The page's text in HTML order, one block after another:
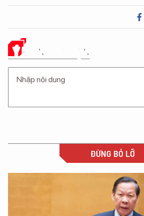
Ý KIẾN CỦA BẠN
ĐỪNG BỎ LỠ